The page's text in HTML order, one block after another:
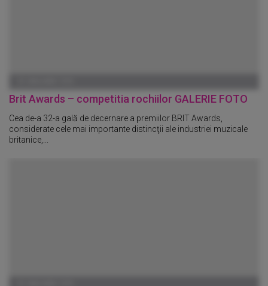
Brit Awards – competitia rochiilor GALERIE FOTO
Cea de-a 32-a gală de decernare a premiilor BRIT Awards,
considerate cele mai importante distincţii ale industriei muzicale
britanice,...